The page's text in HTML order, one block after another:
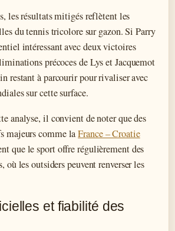
les résultats mitigés reflètent les
du tennis tricolore sur gazon. Si Parry
intéressant avec deux victoires
précoces de Lys et Jacquemot
restant à parcourir pour rivaliser avec
sur cette surface.
analyse, il convient de noter que des
majeurs comme laFrance – Croatie
que le sport offre régulièrement des
où les outsiders peuvent renverser les
et fiabilité des